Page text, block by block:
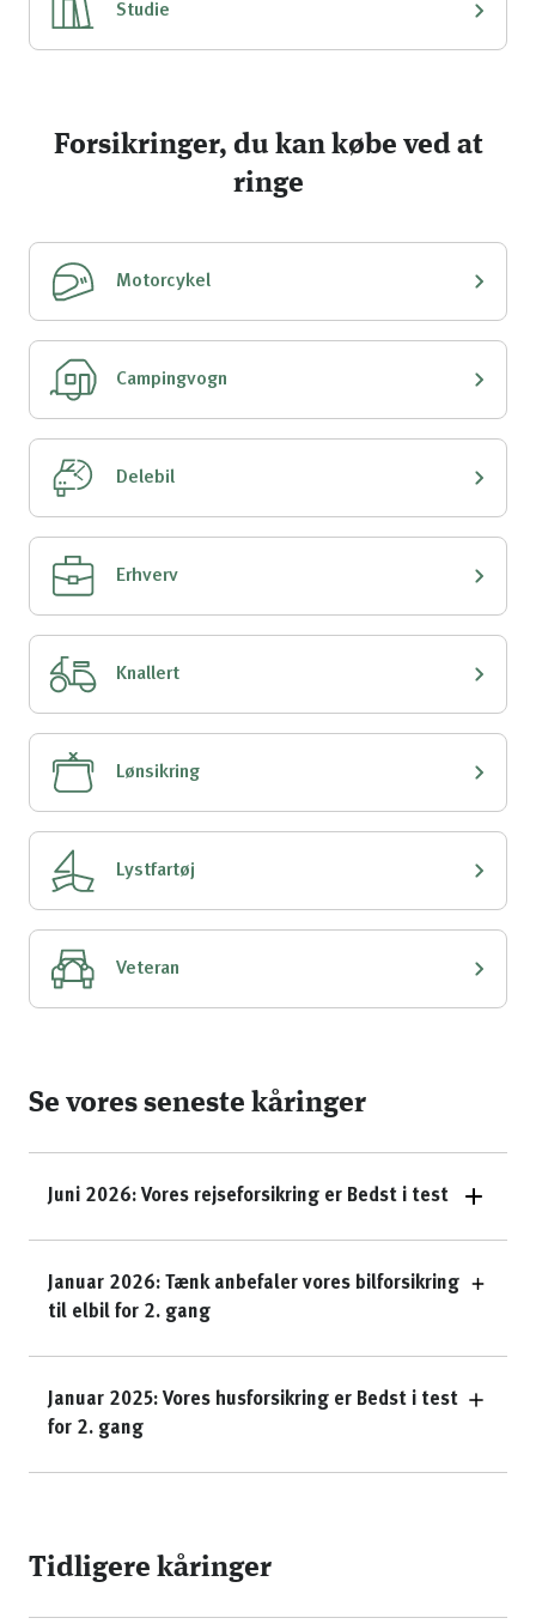
Studie
Forsikringer, du kan købe ved at
ringe
Motorcykel
Campingvogn
Delebil
Erhverv
Knallert
Lønsikring
Lystfartøj
Veteran
Se vores seneste kåringer
Juni 2026: Vores rejseforsikring er Bedst i test
Januar 2026: Tænk anbefaler vores bilforsikring
til elbil for 2. gang
Januar 2025: Vores husforsikring er Bedst i test
for 2. gang
Tidligere kåringer